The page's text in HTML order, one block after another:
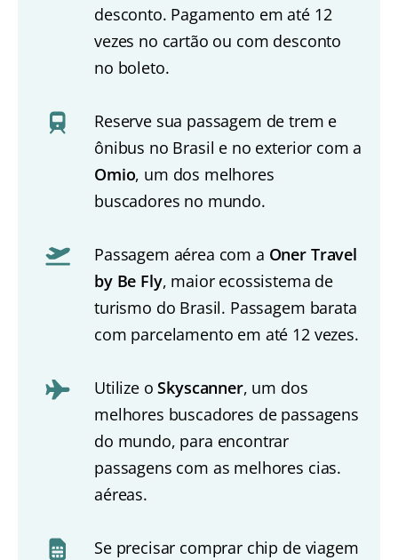
desconto. Pagamento em até 12
vezes no cartão ou com desconto
no boleto.
Reserve sua passagem de trem e
ônibus no Brasil e no exterior com a
Omio, um dos melhores
buscadores no mundo.
Passagem aérea com a Oner Travel
by Be Fly, maior ecossistema de
turismo do Brasil. Passagem barata
com parcelamento em até 12 vezes.
Utilize oSkyscanner, um dos
melhores buscadores de passagens
do mundo, para encontrar
passagens com as melhores cias.
aéreas.
Se precisar comprar chip de viagem